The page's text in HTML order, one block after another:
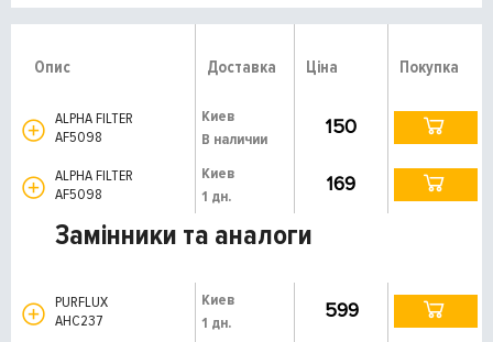
Опис Доставка Ціна Покупка
ALPHA FILTER
AF5098
Киев
В наличии
150
ALPHA FILTER
AF5098
Киев
1 дн.
169
Замінники та аналоги
PURFLUX
AHC237
Киев
1 дн.
599